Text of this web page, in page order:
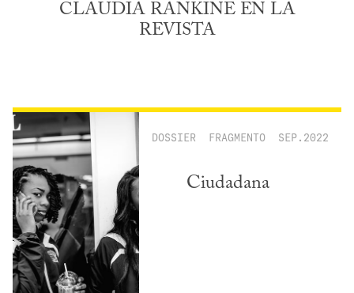
CLAUDIA RANKINE EN LA
REVISTA
DOSSIER FRAGMENTO SEP.2022
Ciudadana